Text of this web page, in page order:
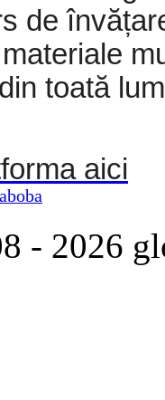
de
toată
aici
- 2026